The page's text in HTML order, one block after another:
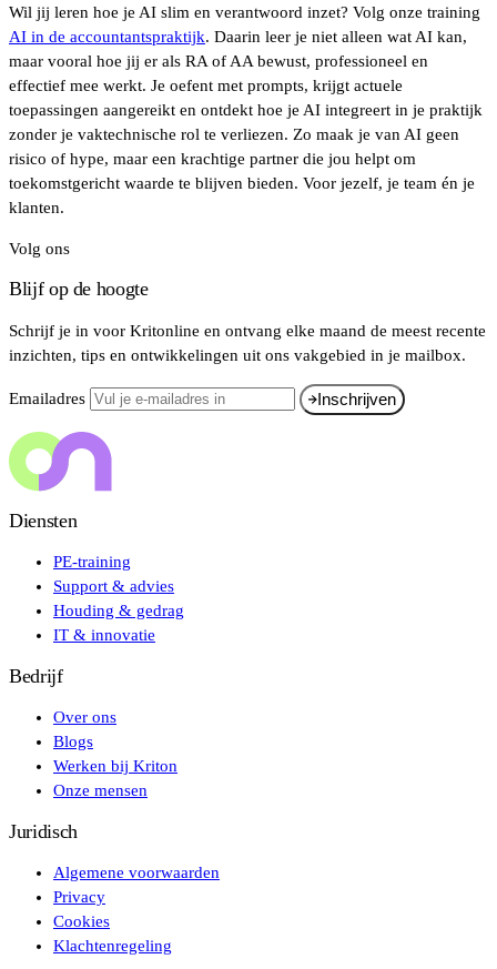
Wil jij leren hoe je AI slim en verantwoord inzet? Volg onze training
AI in de accountantspraktijk. Daarin leer je niet alleen wat AI kan,
maar vooral hoe jij er als RA of AA bewust, professioneel en
effectief mee werkt. Je oefent met prompts, krijgt actuele
toepassingen aangereikt en ontdekt hoe je AI integreert in je praktijk
zonder je vaktechnische rol te verliezen. Zo maak je van AI geen
risico of hype, maar een krachtige partner die jou helpt om
toekomstgericht waarde te blijven bieden. Voor jezelf, je team én je
klanten.
Volg ons
Blijf op de hoogte
Schrijf je in voor Kritonline en ontvang elke maand de meest recente
inzichten, tips en ontwikkelingen uit ons vakgebied in je mailbox.
Emailadres Inschrijven
Diensten
PE-training
Support & advies
Houding & gedrag
IT & innovatie
Bedrijf
Over ons
Blogs
Werken bij Kriton
Onze mensen
Juridisch
Algemene voorwaarden
Privacy
Cookies
Klachtenregeling